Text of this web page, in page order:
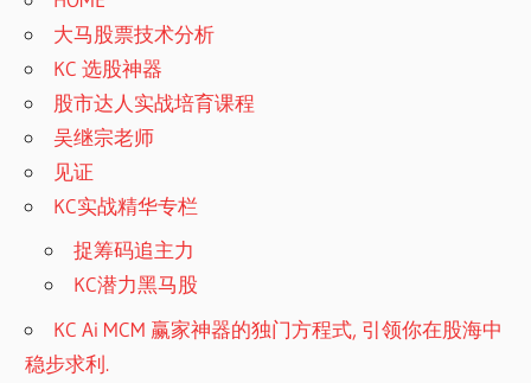
大马股票技术分析
KC 选股神器
股市达人实战培育课程
吴继宗老师
见证
KC实战精华专栏
捉筹码追主力
KC潜力黑马股
KC Ai MCM 赢家神器的独门方程式, 引领你在股海中
稳步求利.